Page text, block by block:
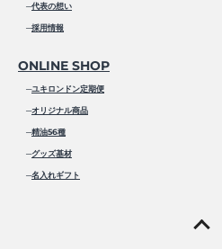
─代表の想い
─採用情報
ONLINE SHOP
─ユキロンドン定期便
─オリジナル商品
─精油56種
─グッズ基材
─名入れギフト